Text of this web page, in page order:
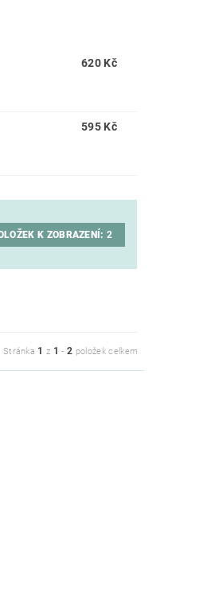
620 Kč
595 Kč
K ZOBRAZENÍ:2
Stránka 1 z 1 -2 položek celkem